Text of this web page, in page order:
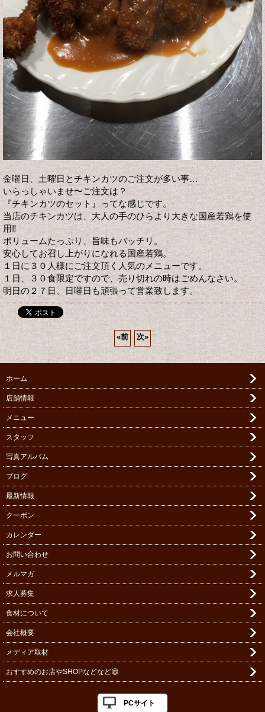
金曜日、土曜日とチキンカツのご注文が多い事…
いらっしゃいませ〜ご注文は？
『チキンカツのセット』ってな感じです。
当店のチキンカツは、大人の手のひらより大きな国産若鶏を使
用‼️
ボリュームたっぷり、旨味もバッチリ。
安心してお召し上がりになれる国産若鶏。
１日に３０人様にご注文頂く人気のメニューです。
１日、３０食限定ですので、売り切れの時はごめんなさい。
明日の２７日、日曜日も頑張って営業致します。
«前 次»
ホーム
店舗情報
メニュー
スタッフ
写真アルバム
ブログ
最新情報
クーポン
カレンダー
お問い合わせ
メルマガ
求人募集
食材について
会社概要
メディア取材
おすすめのお店やSHOPなどなど😄
PCサイト